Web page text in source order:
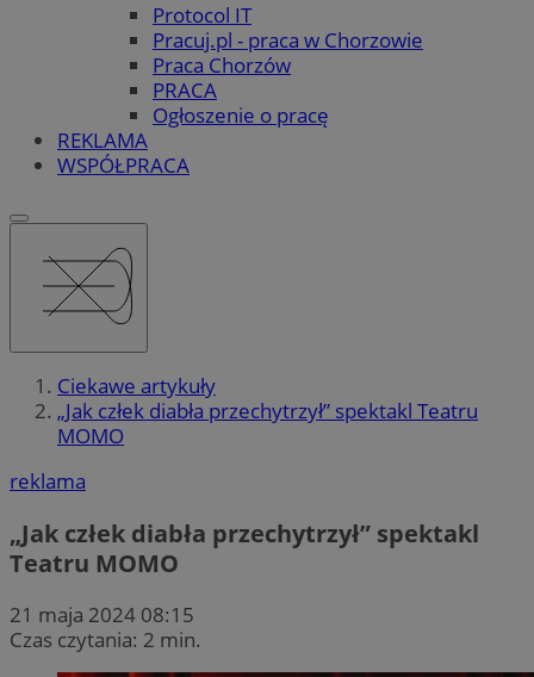
Protocol IT
Pracuj.pl - praca w Chorzowie
Praca Chorzów
PRACA
Ogłoszenie o pracę
REKLAMA
WSPÓŁPRACA
Ciekawe artykuły
„Jak człek diabła przechytrzył” spektakl Teatru
MOMO
reklama
„Jak człek diabła przechytrzył” spektakl
Teatru MOMO
21 maja 2024 08:15
Czas czytania: 2 min.